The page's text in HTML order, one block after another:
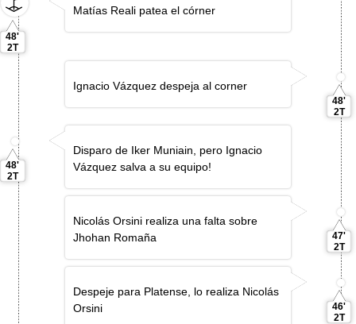
48'
2T
Matías Reali patea el córner
Ignacio Vázquez despeja al corner
48'
2T
48'
2T
Disparo de Iker Muniain, pero Ignacio
Vázquez salva a su equipo!
Nicolás Orsini realiza una falta sobre
Jhohan Romaña
47'
2T
Despeje para Platense, lo realiza Nicolás
Orsini
46'
2T